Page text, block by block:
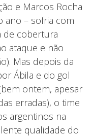
e Marcos Rocha
– sofria com
de cobertura
ataque e não
Mas depois da
Ábila e do gol
ontem, apesar
erradas), o time
argentinos na
qualidade do